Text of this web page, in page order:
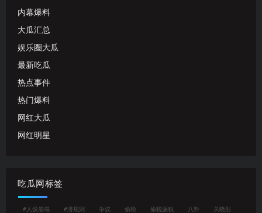
内幕爆料
大瓜汇总
娱乐圈大瓜
最新吃瓜
热点事件
热门爆料
网红大瓜
网红明星
吃瓜网标签
#人设崩塌 #潜规则 争议 偷税 偷税漏税 八卦 关晓彤